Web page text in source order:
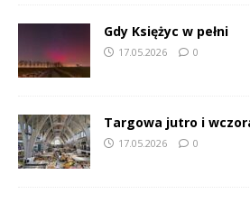
Gdy Księżyc w pełni
17.05.2026 0
Targowa jutro i
17.05.2026 0